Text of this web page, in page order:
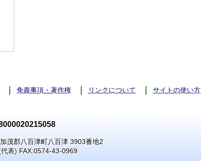
免責事項・著作権 リンクについて サイトの使い方
茂郡八百津町八百津 3903番地2
表) FAX:0574-43-0969